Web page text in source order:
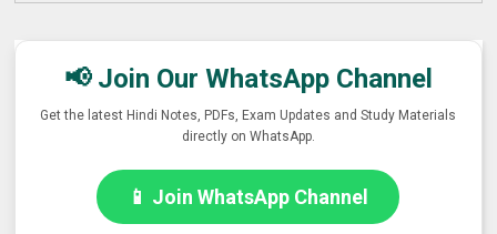
📢 Join Our WhatsApp Channel
Get the latest Hindi Notes, PDFs, Exam Updates and Study Materials
directly on WhatsApp.
📱 Join WhatsApp Channel